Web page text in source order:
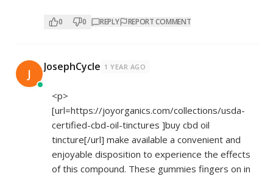
0 0 REPLY REPORT COMMENT
J JosephCycle 1 YEAR AGO
<p>
[url=https://joyorganics.com/collections/usda-
certified-cbd-oil-tinctures ]buy cbd oil
tincture[/url] make available a convenient and
enjoyable disposition to experience the effects
of this compound. These gummies fingers on in